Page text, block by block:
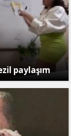
paylaşım